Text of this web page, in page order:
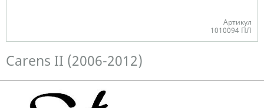
Артикул
1010094 ПЛ
Carens ІІ (2006-2012)